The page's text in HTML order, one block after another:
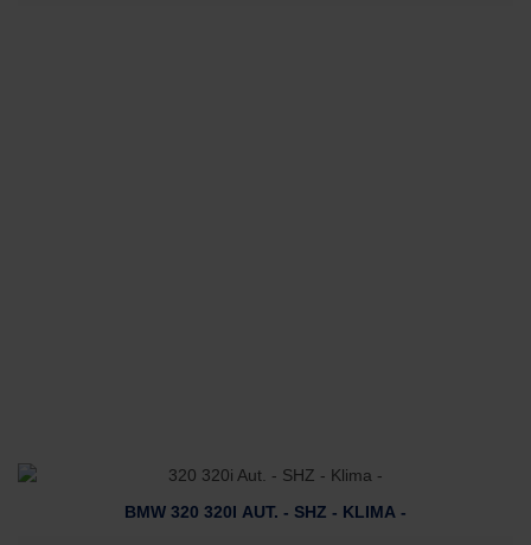
BMW 320 320I AUT. - SHZ - KLIMA -